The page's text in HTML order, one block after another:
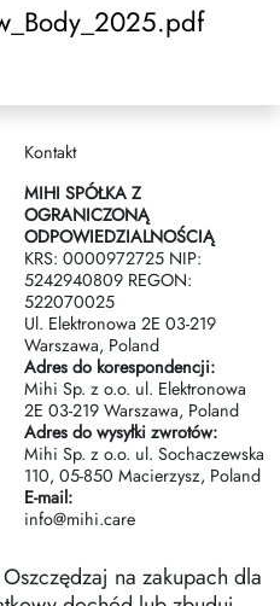
Kontakt
MIHI SPÓŁKA Z
OGRANICZONĄ
ODPOWIEDZIALNOŚCIĄ
KRS: 0000972725 NIP:
5242940809 REGON:
522070025
Ul. Elektronowa 2Е 03-219
Warszawa, Poland
Adres do korespondencji:
Mihi Sp. z o.o. ul. Elektronowa
2Е 03-219 Warszawa, Poland
Adres do wysyłki zwrotów:
Mihi Sp. z o.o. ul. Sochaczewska
110, 05-850 Macierzysz, Poland
E-mail:
info@mihi.care
na zakupach dla